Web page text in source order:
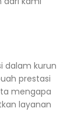
dalam kurun
prestasi
mengapa
layanan